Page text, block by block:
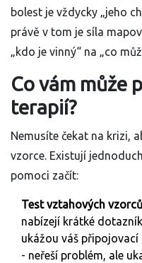
bolest je vždycky „jeho
právě v tom je síla
„kdo je vinný“ na „co
Co vám může
terapií?
Nemusíte čekat na krizi,
vzorce. Existují
pomoci začít:
Test vztahových vzorců
nabízejí krátké
ukážou váš
- neřeší problém, ale